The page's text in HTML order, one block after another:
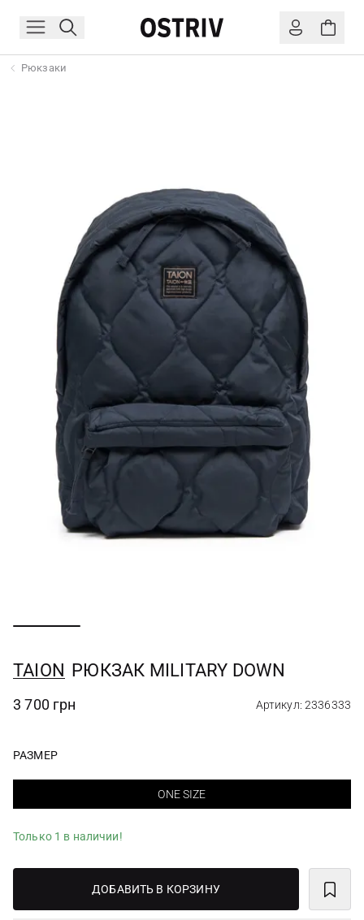
Рюкзаки
TAION РЮКЗАК MILITARY DOWN
3 700 грн Артикул: 2336333
РАЗМЕР
ONE SIZE
Только 1 в наличии!
ДОБАВИТЬ В КОРЗИНУ